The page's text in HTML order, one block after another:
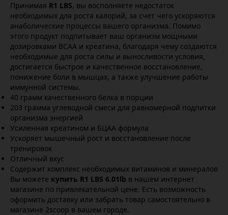
Принимая R1 LBS, вы восполняете недостаток
необходимых для роста калорий, за счет чего ускоряются
анаболические процессы вашего организма. Помимо
этого продукт подпитывает ваш организм мощными
дозировками BCAA и креатина, благодаря чему создаются
необходимые для роста силы и выносливости условия,
достигается быстрое и качественное восстановление,
понижение боли в мышцах, а также улучшение работы
иммунной системы.
40 грамм качественного белка в порции
203 грамма углеводной смеси для равномерной подпитки
организма энергией
Усиленная креатином и БЦАА формула
Ускоряет мышечный рост и восстановление после
тренировок
Отличный вкус
Содержит комплекс необходимых витаминов и минералов
Вы можете купить R1 LBS 6.01lb в нашем интернет
магазине по привлекательной цене. Есть возможность
оформить доставку или забрать товар самостоятельно в
магазине 2scoop в вашем городе.